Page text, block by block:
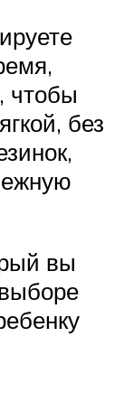
чтобы
без
вы